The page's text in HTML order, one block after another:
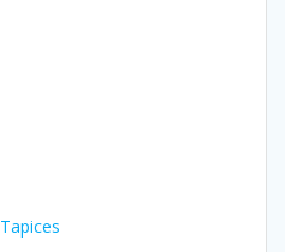
Tapices